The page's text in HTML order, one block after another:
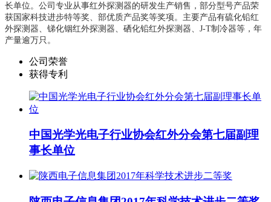
长单位。 公司专业从事红外探测器的研发生产销售，部分型号产品荣
获国家科技进步特等奖、部优质产品奖等奖项。主要产品有硫化铅红
外探测器、锑化铟红外探测器、硒化铅红外探测器、J-T制冷器等，年
产量逾万只。
公司荣誉
获得专利
中国光学光电子行业协会红外分会第七届副理
事长单位